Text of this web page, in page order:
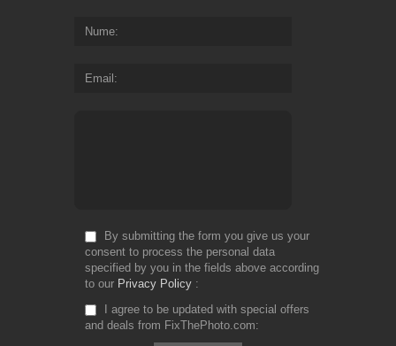
Nume
Email
By submitting the form you give us your
consent to process the personal data
specified by you in the fields above according
to our Privacy Policy
I agree to be updated with special offers
and deals from FixThePhoto.com